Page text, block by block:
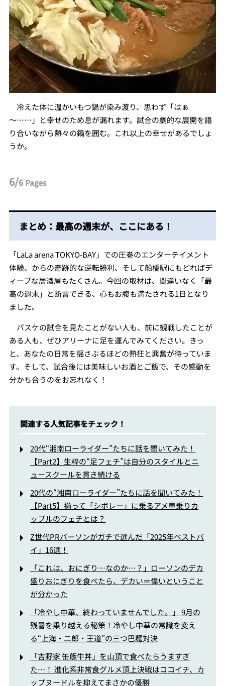
冷えた体に温かいもつ鍋が染み渡り、思わず「はぁ
～……」と幸せのため息が漏れます。試合の劇的な展開を語
り合いながら熱々の鍋を囲む。これ以上の幸せがあるでしょ
うか。
6/6 Pages
まとめ：最高の週末が、ここにある！
「LaLa arena TOKYO-BAY」での圧巻のエンターテイメント
体験、からの奇跡的な逆転勝利、そして船橋駅にもどればデ
ィープな居酒屋もたくさん。今回の取材は、間違いなく「最
高の週末」と断言できる、心もお腹も満たされる1日となり
ました。
バスケの試合を見たことがない人も、前に観戦したことが
ある人も、ぜひアリーナに足を運んでみてください。きっ
と、あなたの日常を揺さぶるほどの熱狂と興奮が待っていま
す。そして、試合後には美味しいお酒とご飯で、その感動を
分かち合うのをお忘れなく！
関連する人気記事をチェック！
20代“湘南ローライダー”たちに話を聞いてみた！
【Part2】生粋の“足フェチ”は自分のスタイルとニ
ュースクールを貫き続ける
20代の“湘南ローライダー”たちに話を聞いてみた！
【Part5】揃って「シボレー」に乗るアメ車乗りカ
ップルのフェチとは？
Z世代PRパーソンがガチで選んだ「2025年ベストバ
イ」16選！
「これは、おにぎり…なのか…？」ローソンのデカ
盛りおにぎりを食べたら、デカい＝偉いということ
が分かった
「冷やし中華、終わっていませんでした。」 9月の
残暑を乗り越える秘策！冷やし中華の常識を変え
る“上海・二郎・王道”の三つ巴麺対決
「吉野家 缶飯牛丼」を山頂で食べたらうますぎ
た…！ 進化系非常食グルメ頂上決戦はココイチ、カ
ップヌードルを抑えてまさかの優勝